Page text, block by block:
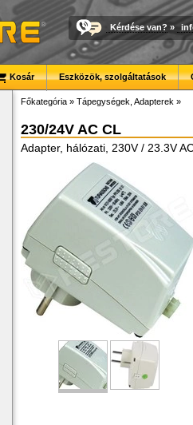
Kérdése van? »
Kosár Eszközök, szolgáltatások
Főkategória » Tápegységek, Adapterek »
230/24V AC CL
Adapter, hálózati, 230V / 23.3V